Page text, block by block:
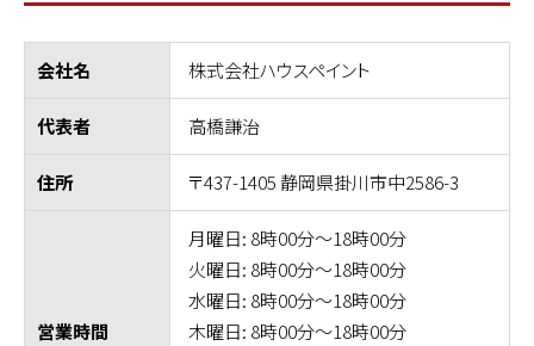
会社名 株式会社ハウスペイント
代表者 高橋謙治
住所 〒437-1405 静岡県掛川市中2586-3
営業時間
月曜日: 8時00分～18時00分
火曜日: 8時00分～18時00分
水曜日: 8時00分～18時00分
木曜日: 8時00分～18時00分